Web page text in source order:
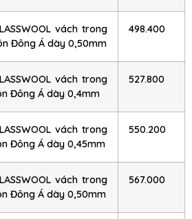
vách trong
Đông Á dày 0,50mm
498.400
vách trong
Đông Á dày 0,4mm
527.800
vách trong
Đông Á dày 0,45mm
550.200
vách trong
Đông Á dày 0,50mm
567.000